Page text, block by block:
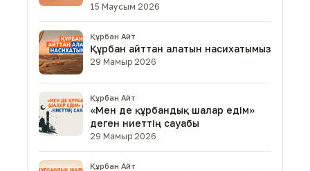
15 Маусым 2026
Құрбан Айт
Құрбан айттан алатын насихатымыз
29 Мамыр 2026
Құрбан Айт
«Мен де құрбандық шалар едім»
деген ниеттің сауабы
29 Мамыр 2026
Құрбан Айт